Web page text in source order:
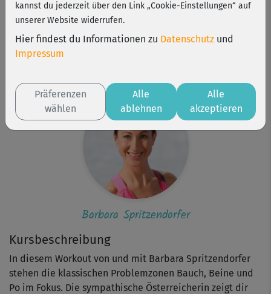
Kursbeschreibung
In diesem Workout von und mit Barbara Spritzendorfer
stehen die klassischen Problemzonen Bauch, Beine und
Po im Fokus. Die sympathische Österreicherin zeigt dir
Barbara Spritzendorfer
Wasserflaschen
Kurs ist Bestandteil von
Barbara Spritzendorfer
kannst du jederzeit über den Link „Cookie-Einstellungen“ auf
unserer Website widerrufen.
Hier findest du Informationen zu Datenschutz und
Impressum
Präferenzen
wählen
Alle
ablehnen
Alle
akzeptieren